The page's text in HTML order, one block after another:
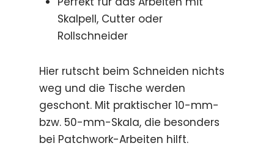
Skalpell, Cutter oder
Rollschneider
Hier rutscht beim Schneiden nichts
weg und die Tische werden
geschont. Mit praktischer 10-mm-
bzw. 50-mm-Skala, die besonders
bei Patchwork-Arbeiten hilft.